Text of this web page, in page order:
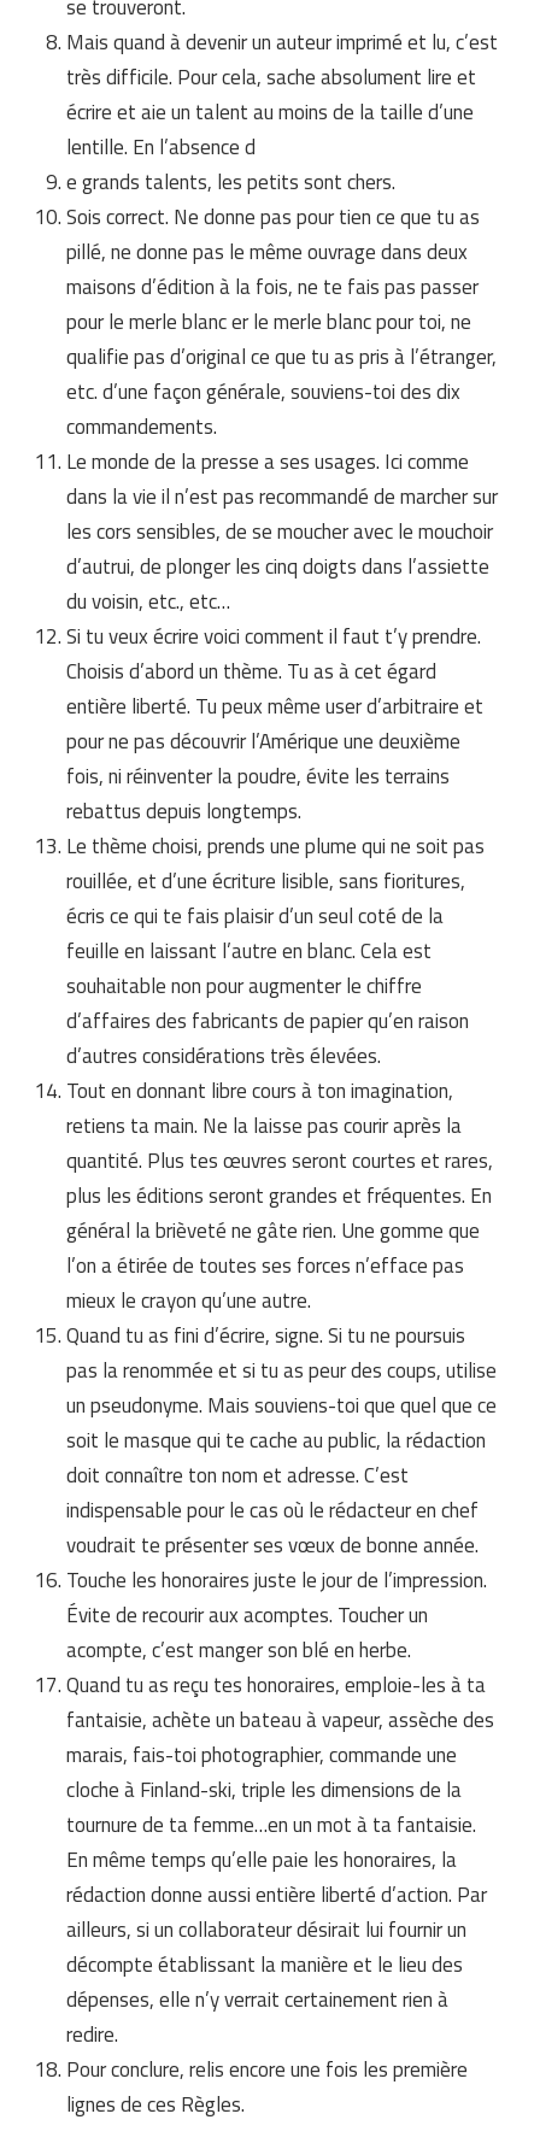
se trouveront.
Mais quand à devenir un auteur imprimé et lu, c’est
très difficile. Pour cela, sache absolument lire et
écrire et aie un talent au moins de la taille d’une
lentille. En l’absence d
e grands talents, les petits sont chers.
Sois correct. Ne donne pas pour tien ce que tu as
pillé, ne donne pas le même ouvrage dans deux
maisons d’édition à la fois, ne te fais pas passer
pour le merle blanc er le merle blanc pour toi, ne
qualifie pas d’original ce que tu as pris à l’étranger,
etc. d’une façon générale, souviens-toi des dix
commandements.
Le monde de la presse a ses usages. Ici comme
dans la vie il n’est pas recommandé de marcher sur
les cors sensibles, de se moucher avec le mouchoir
d’autrui, de plonger les cinq doigts dans l’assiette
du voisin, etc., etc…
Si tu veux écrire voici comment il faut t’y prendre.
Choisis d’abord un thème. Tu as à cet égard
entière liberté. Tu peux même user d’arbitraire et
pour ne pas découvrir l’Amérique une deuxième
fois, ni réinventer la poudre, évite les terrains
rebattus depuis longtemps.
Le thème choisi, prends une plume qui ne soit pas
rouillée, et d’une écriture lisible, sans fioritures,
écris ce qui te fais plaisir d’un seul coté de la
feuille en laissant l’autre en blanc. Cela est
souhaitable non pour augmenter le chiffre
d’affaires des fabricants de papier qu’en raison
d’autres considérations très élevées.
Tout en donnant libre cours à ton imagination,
retiens ta main. Ne la laisse pas courir après la
quantité. Plus tes œuvres seront courtes et rares,
plus les éditions seront grandes et fréquentes. En
général la brièveté ne gâte rien. Une gomme que
l’on a étirée de toutes ses forces n’efface pas
mieux le crayon qu’une autre.
Quand tu as fini d’écrire, signe. Si tu ne poursuis
pas la renommée et si tu as peur des coups, utilise
un pseudonyme. Mais souviens-toi que quel que ce
soit le masque qui te cache au public, la rédaction
doit connaître ton nom et adresse. C’est
indispensable pour le cas où le rédacteur en chef
voudrait te présenter ses vœux de bonne année.
Touche les honoraires juste le jour de l’impression.
Évite de recourir aux acomptes. Toucher un
acompte, c’est manger son blé en herbe.
Quand tu as reçu tes honoraires, emploie-les à ta
fantaisie, achète un bateau à vapeur, assèche des
marais, fais-toi photographier, commande une
cloche à Finland-ski, triple les dimensions de la
tournure de ta femme…en un mot à ta fantaisie.
En même temps qu’elle paie les honoraires, la
rédaction donne aussi entière liberté d’action. Par
ailleurs, si un collaborateur désirait lui fournir un
décompte établissant la manière et le lieu des
dépenses, elle n’y verrait certainement rien à
redire.
Pour conclure, relis encore une fois les première
lignes de ces Règles.